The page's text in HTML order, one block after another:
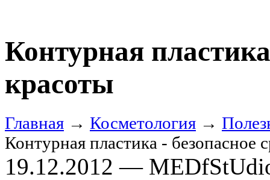
Контурная
красоты
Главная → Косметология →
Контурная пластика - безопасное
19.12.2012 —